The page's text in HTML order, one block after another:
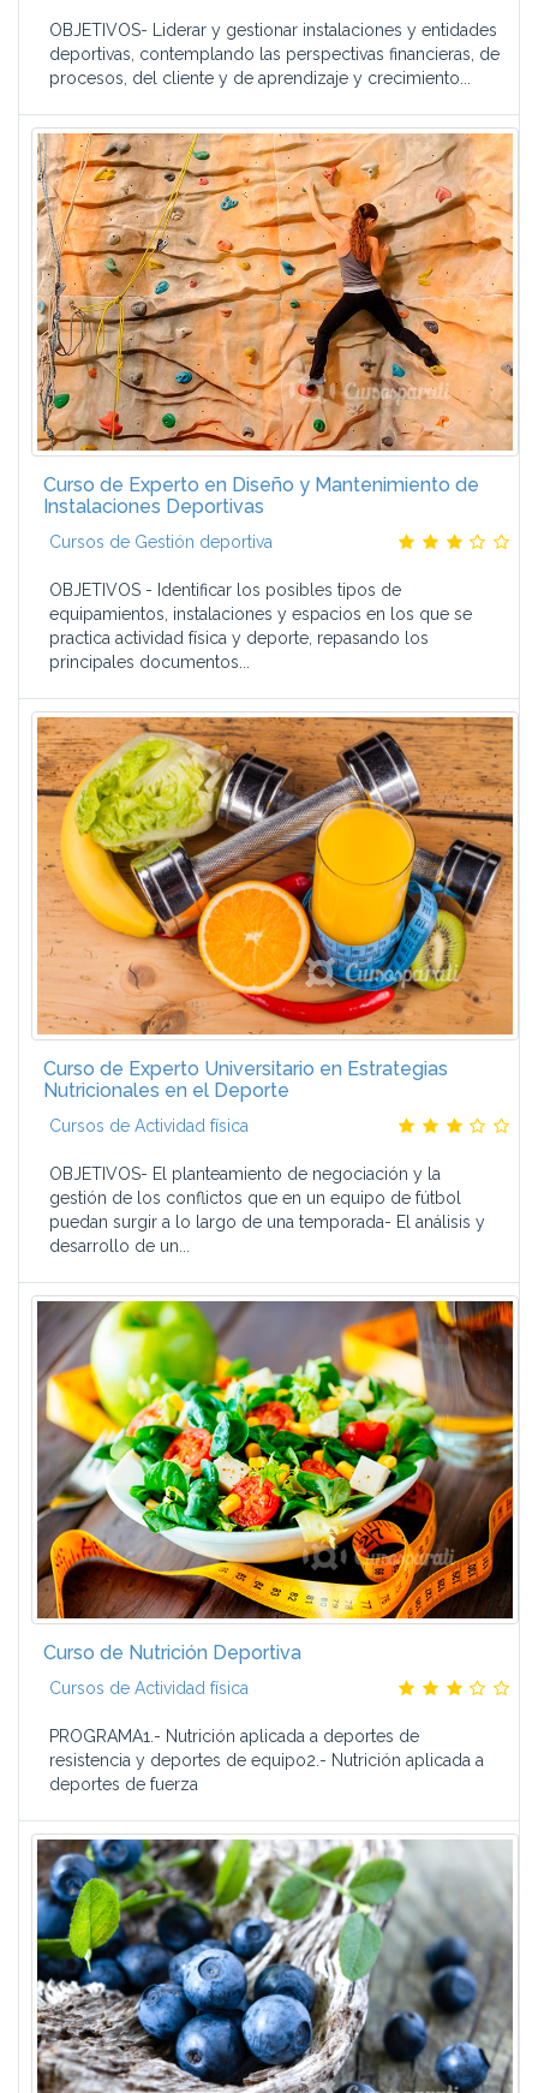
OBJETIVOS- Liderar y gestionar instalaciones y entidades
deportivas, contemplando las perspectivas financieras, de
procesos, del cliente y de aprendizaje y crecimiento...
Curso de Experto en Diseño y Mantenimiento de
Instalaciones Deportivas
Cursos de Gestión deportiva
OBJETIVOS - Identificar los posibles tipos de
equipamientos, instalaciones y espacios en los que se
practica actividad física y deporte, repasando los
principales documentos...
Curso de Experto Universitario en Estrategias
Nutricionales en el Deporte
Cursos de Actividad física
OBJETIVOS- El planteamiento de negociación y la
gestión de los conflictos que en un equipo de fútbol
puedan surgir a lo largo de una temporada- El análisis y
desarrollo de un...
Curso de Nutrición Deportiva
Cursos de Actividad física
PROGRAMA1.- Nutrición aplicada a deportes de
resistencia y deportes de equipo2.- Nutrición aplicada a
deportes de fuerza